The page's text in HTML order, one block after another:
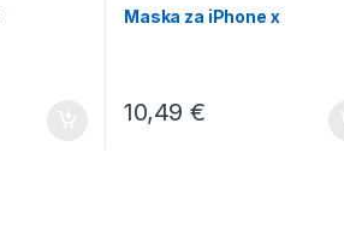
Maska za iPhone x
10,49€